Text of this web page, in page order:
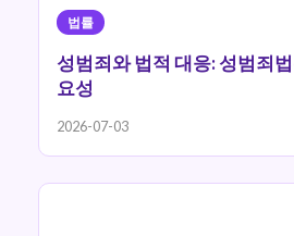
법률
성범죄와 법적 대응: 성범죄
요성
2026-07-03